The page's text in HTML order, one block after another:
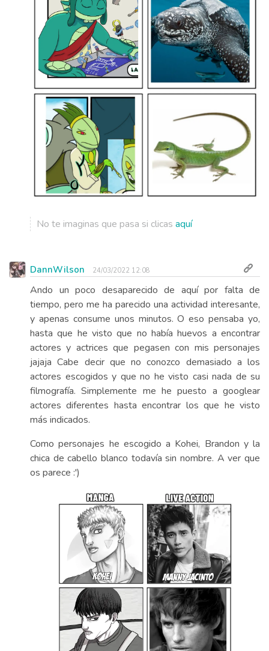
No te imaginas que pasa si clicas aquí
DannWilson 24/03/2022 12:08
Ando un poco desaparecido de aquí por falta de
tiempo, pero me ha parecido una actividad interesante,
y apenas consume unos minutos. O eso pensaba yo,
hasta que he visto que no había huevos a encontrar
actores y actrices que pegasen con mis personajes
jajaja Cabe decir que no conozco demasiado a los
actores escogidos y que no he visto casi nada de su
filmografía. Simplemente me he puesto a googlear
actores diferentes hasta encontrar los que he visto
más indicados.
Como personajes he escogido a Kohei, Brandon y la
chica de cabello blanco todavía sin nombre. A ver que
os parece :')